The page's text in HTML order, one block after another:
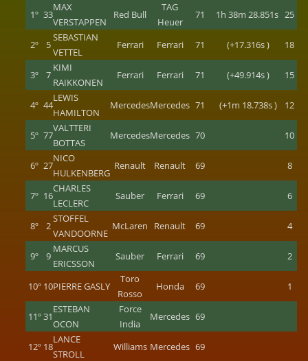
1º 33
MAX
VERSTAPPEN
Red Bull
TAG
Heuer
71 1h 38m 28.851s 25
2º 5
SEBASTIAN
VETTEL
Ferrari Ferrari 71 (+17.316s ) 18
3º 7
KIMI
RAIKKONEN
Ferrari Ferrari 71 (+49.914s ) 15
4º 44
LEWIS
HAMILTON
MercedesMercedes 71 (+1m 18.738s ) 12
5º 77
VALTTERI
BOTTAS
MercedesMercedes 70 10
6º 27
NICO
HULKENBERG
Renault Renault 69 8
7º 16
CHARLES
LECLERC
Sauber Ferrari 69 6
8º 2
STOFFEL
VANDOORNE
McLaren Renault 69 4
9º 9
MARCUS
ERICSSON
Sauber Ferrari 69 2
10º 10PIERRE GASLY
Toro
Rosso
Honda 69 1
11º31
ESTEBAN
OCON
Force
India
Mercedes 69
12º 18
LANCE
STROLL
Williams Mercedes 69